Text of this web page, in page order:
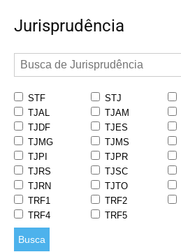
Jurisprudência
STF STJ
TJAL
TJAM
TJDF
TJES
TJMG
TJMS
TJPI
TJPR
TJRS
TJSC
TJRN
TJTO
TRF1
TRF2
TRF4
TRF5
Busca